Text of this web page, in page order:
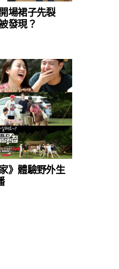
場裙子先裂
發現？
》體驗野外生